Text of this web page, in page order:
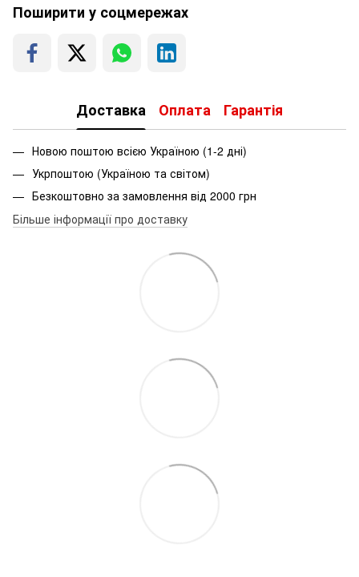
Поширити у соцмережах
Доставка Оплата Гарантія
Новою поштою всією Україною (1-2 дні)
Укрпоштою (Україною та світом)
Безкоштовно за замовлення від 2000 грн
Більше інформації про доставку